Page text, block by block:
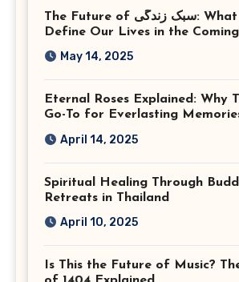
Virginia
The Future of سبک زندگی: What Trends Will
Define Our Lives in the
May 14, 2025
Eternal Roses Explained: Why
Go-To for Everlasting
April 14, 2025
Spiritual Healing Through
Retreats in Thailand
April 10, 2025
Is This the Future of Music?